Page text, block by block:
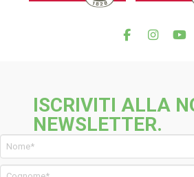
ISCRIVITI ALLA
NEWSLETTER.